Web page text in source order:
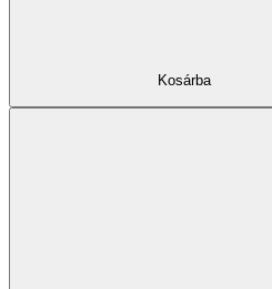
Kosárba